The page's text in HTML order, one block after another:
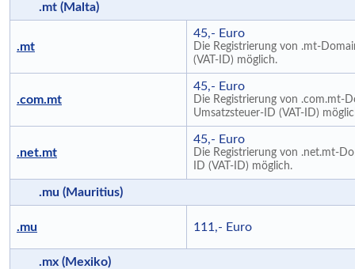
.mt (Malta)
.mt
45,- Euro
Die Registrierung von .mt-
(VAT-ID) möglich.
.com.mt
45,- Euro
Die Registrierung von .com.mt-
Umsatzsteuer-ID (VAT-ID)
.net.mt
45,- Euro
Die Registrierung von .net.mt-
ID (VAT-ID) möglich.
.mu (Mauritius)
.mu 111,- Euro
.mx (Mexiko)